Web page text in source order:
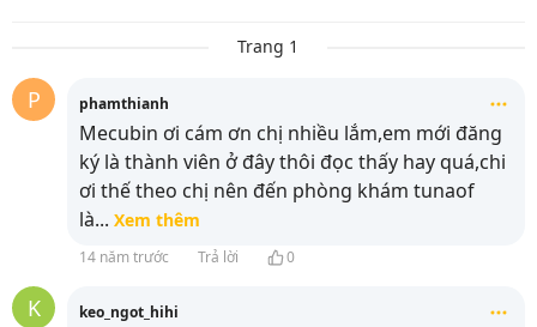
Trang 1
P phamthianh
Mecubin ơi cám ơn chị nhiều lắm,em mới đăng
ký là thành viên ở đây thôi đọc thấy hay quá,chi
ơi thế theo chị nên đến phòng khám tunaof
là... Xem thêm
14 năm trước Trả lời 0
K keo_ngot_hihi